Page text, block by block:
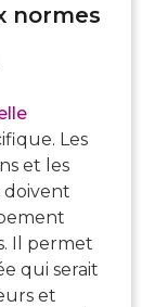
normes
Les
et les
doivent
Il permet
qui serait
et